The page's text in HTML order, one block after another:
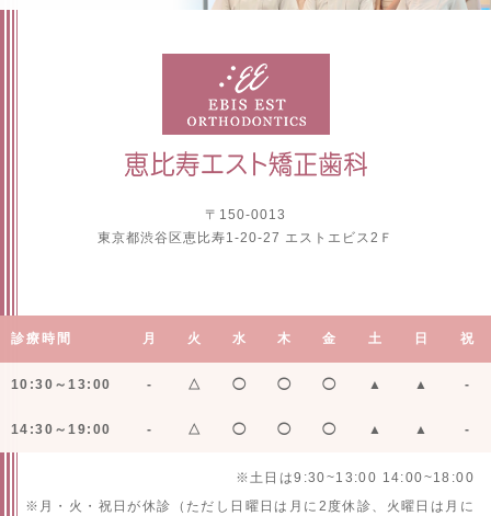
〒150-0013
東京都渋谷区恵比寿1-20-27 エストエビス2Ｆ
診療時間 月 火 水 木 金 土 日 祝
10:30～13:00 - △ ◯ ◯ ◯ ▲ ▲ -
14:30～19:00 - △ ◯ ◯ ◯ ▲ ▲ -
※土日は9:30~13:00 14:00~18:00
※月・火・祝日が休診（ただし日曜日は月に2度休診、火曜日は月に